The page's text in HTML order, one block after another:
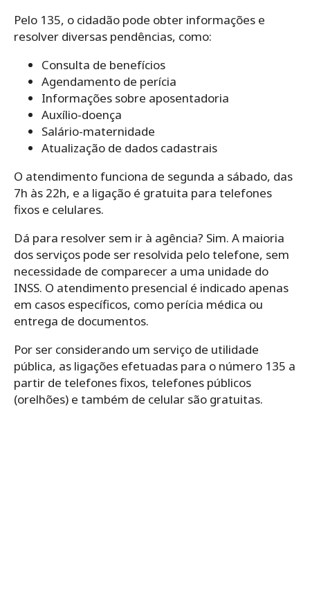
Pelo 135, o cidadão pode obter informações e
resolver diversas pendências, como:
Consulta de benefícios
Agendamento de perícia
Informações sobre aposentadoria
Auxílio-doença
Salário-maternidade
Atualização de dados cadastrais
O atendimento funciona de segunda a sábado, das
7h às 22h, e a ligação é gratuita para telefones
fixos e celulares.
Dá para resolver sem ir à agência? Sim. A maioria
dos serviços pode ser resolvida pelo telefone, sem
necessidade de comparecer a uma unidade do
INSS. O atendimento presencial é indicado apenas
em casos específicos, como perícia médica ou
entrega de documentos.
Por ser considerando um serviço de utilidade
pública, as ligações efetuadas para o número 135 a
partir de telefones fixos, telefones públicos
(orelhões) e também de celular são gratuitas.